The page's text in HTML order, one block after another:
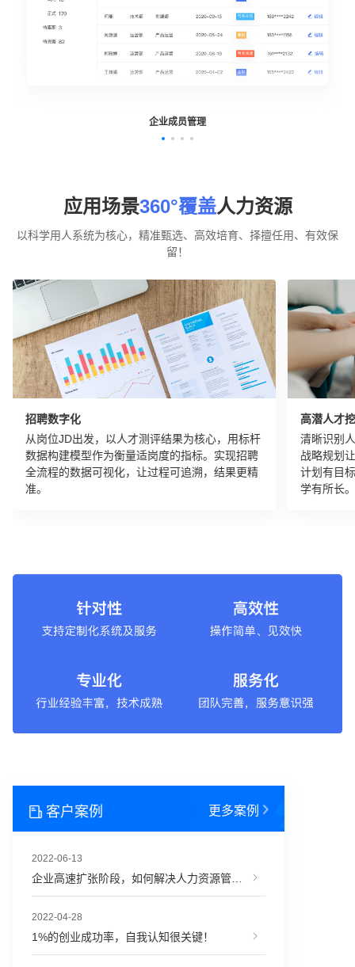
企业成员管理
应用场景360°覆盖人力资源
以科学用人系统为核心，精准甄选、高效培育、择擅任用、有效保
留！
招聘数字化
从岗位JD出发，以人才测评结果为核心，用标杆
数据构建模型作为衡量适岗度的指标。实现招聘
全流程的数据可视化，让过程可追溯，结果更精
准。
高潜人才
清晰识别
战略规划
计划有目
学有所长。
客户案例 更多案例
2022-06-13
2022-04-28
1%的创业成功率，自我认知很关键！